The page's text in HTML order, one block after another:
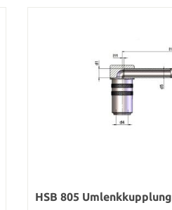
HSB 805 Umlenkkupplung